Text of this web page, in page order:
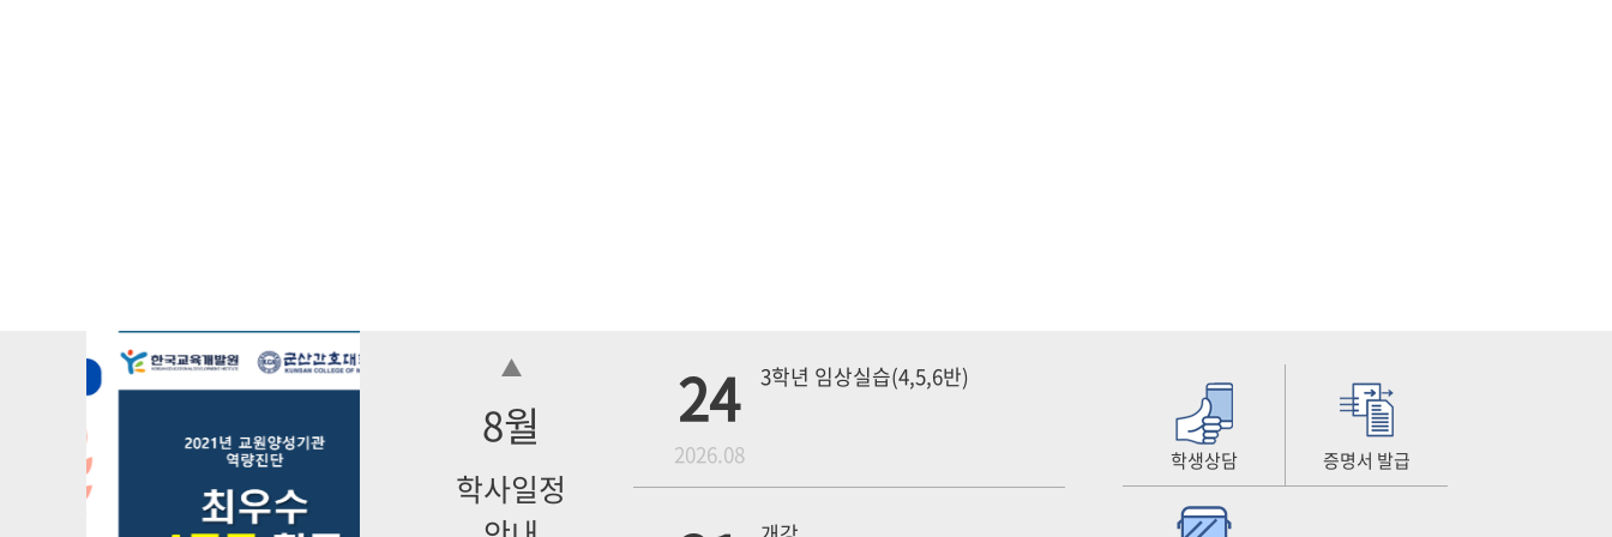
8월
학사일정
24
2026.08
3학년 임상실습(4,5,6반)
학생상담 증명서 발급